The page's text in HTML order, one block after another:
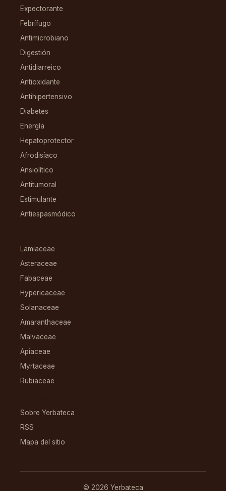
Expectorante
Febrífugo
Antimicrobiano
Digestión
Antidiarreico
Antioxidante
Antihipertensivo
Diabetes
Energía
Hepatoprotector
Afrodisíaco
Ansiolítico
Antitumoral
Estimulante
Antiespasmódico
Lamiaceae
Asteraceae
Fabaceae
Hypericaceae
Solanaceae
Amaranthaceae
Malvaceae
Apiaceae
Myrtaceae
Rubiaceae
Sobre Yerbateca
RSS
Mapa del sitio
© 2026 Yerbateca